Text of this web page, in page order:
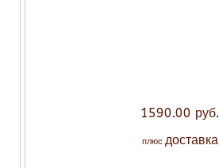
1590.00 руб.
плюс доставка